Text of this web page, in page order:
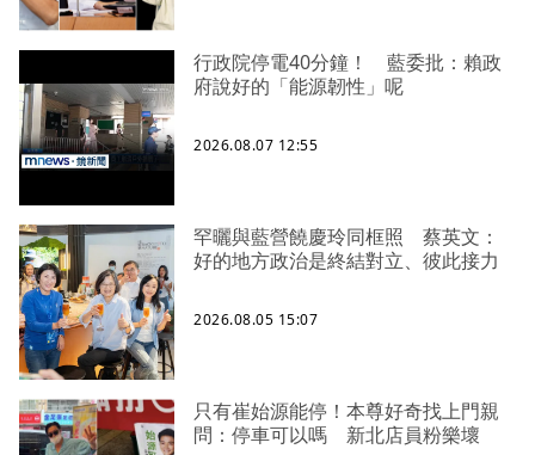
行政院停電40分鐘！ 藍委批：賴政
府說好的「能源韌性」呢
2026.08.07 12:55
罕曬與藍營饒慶玲同框照 蔡英文：
好的地方政治是終結對立、彼此接力
2026.08.05 15:07
只有崔始源能停！本尊好奇找上門親
問：停車可以嗎 新北店員粉樂壞